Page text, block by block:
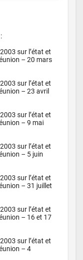
sur l’état et
– 20 mars
sur l’état et
– 23 avril
sur l’état et
– 9 mai
sur l’état et
– 5 juin
sur l’état et
– 31 juillet
sur l’état et
– 16 et 17
sur l’état et
– 4